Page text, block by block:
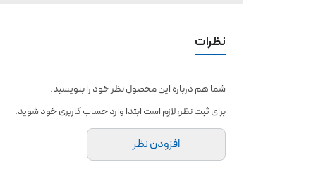
رویه میکروفیبر بهینه شده برای سرعت و کنترل
اتصال از طریق کابل USB
خصوصآ تولید کنندگان محتوا دارد.
نظرات
شما هم درباره این محصول نظر خود را بنویسید.
برای ثبت نظر، لازم است ابتدا وارد حساب کاربری خود شوید.
افزودن نظر